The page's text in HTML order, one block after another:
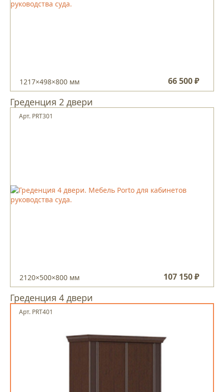
1217×498×800 мм 66 500 ₽
Греденция 2 двери
2120×500×800 мм 107 150 ₽
Арт. PRT301
Греденция 4 двери
Арт. PRT401